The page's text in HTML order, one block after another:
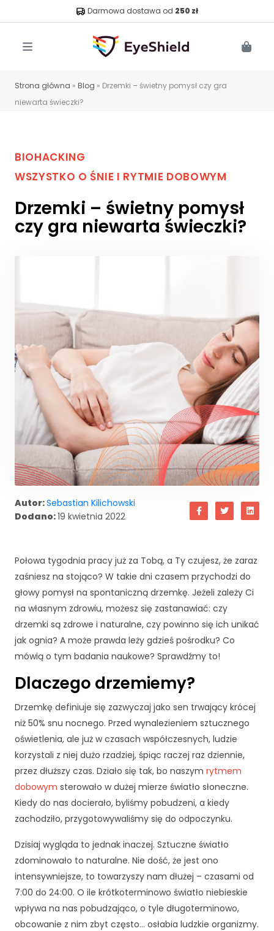
Darmowa dostawa od 250 zł
Strona główna » Blog » Drzemki – świetny pomysł czy gra
niewarta świeczki?
BIOHACKING
WSZYSTKO O ŚNIE I RYTMIE DOBOWYM
Drzemki – świetny pomysł
czy gra niewarta świeczki?
Autor:Sebastian Kilichowski
Dodano:19 kwietnia 2022
Połowa tygodnia pracy już za Tobą, a Ty czujesz, że zaraz
zaśniesz na stojąco? W takie dni czasem przychodzi do
głowy pomysł na spontaniczną drzemkę. Jeżeli zależy Ci
na własnym zdrowiu, możesz się zastanawiać: czy
drzemki są zdrowe i naturalne, czy powinno się ich unikać
jak ognia? A może prawda leży gdzieś pośrodku? Co
mówią o tym badania naukowe? Sprawdźmy to!
Dlaczego drzemiemy?
Drzemkę definiuje się zazwyczaj jako sen trwający krócej
niż 50% snu nocnego. Przed wynalezieniem sztucznego
oświetlenia, ale już w czasach współczesnych, ludzie
korzystali z niej dużo rzadziej, śpiąc raczej raz dziennie,
przez dłuższy czas. Działo się tak, bo naszym rytmem
dobowym sterowało w dużej mierze światło słoneczne.
Kiedy do nas docierało, byliśmy pobudzeni, a kiedy
zachodziło, przygotowywaliśmy się do odpoczynku.
Dzisiaj wygląda to jednak inaczej. Sztuczne światło
zdominowało to naturalne. Nie dość, że jest ono
intensywniejsze, to towarzyszy nam dłużej – czasami od
7:00 do 24:00. O ile krótkoterminowo światło niebieskie
wpływa na nas pobudzająco, o tyle długoterminowo,
obcowanie z nim zbyt często… osłabia ludzkie organizmy.